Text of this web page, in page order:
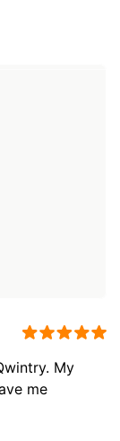
My
me